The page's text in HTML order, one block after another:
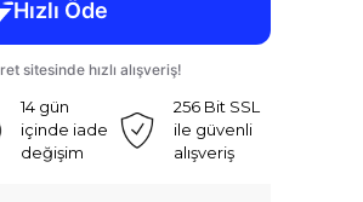
14 gün
içinde iade
değişim
256 Bit SSL
ile güvenli
alışveriş